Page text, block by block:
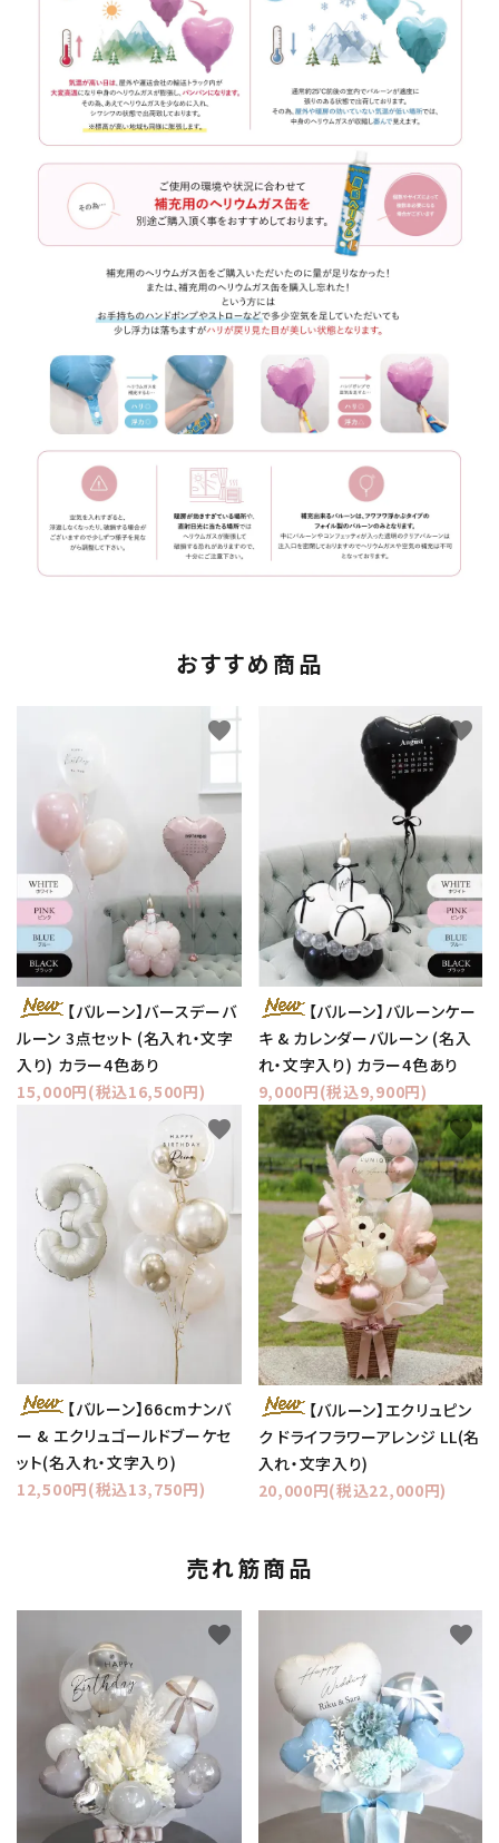
おすすめ商品
【バルーン】バースデーバ
ルーン 3点セット (名入れ・文字
入り) カラー4色あり
15,000円(税込16,500円)
favorite
【バルーン】バルーンケー
キ & カレンダーバルーン (名入
れ・文字入り) カラー4色あり
9,000円(税込9,900円)
favorite
【バルーン】66cmナンバ
ー & エクリュゴールドブーケセ
ット(名入れ・文字入り)
12,500円(税込13,750円)
favorite
【バルーン】エクリュピン
ク ドライフラワーアレンジ LL(名
入れ・文字入り)
20,000円(税込22,000円)
favorite
売れ筋商品
favorite favorite